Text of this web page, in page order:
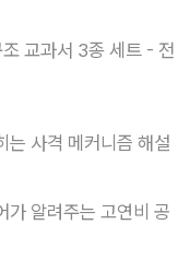
조 교과서 3종 세트 - 전
는 사격 메커니즘 해설
가 알려주는 고연비 공